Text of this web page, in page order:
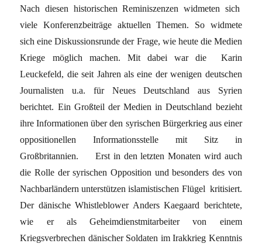
Nach diesen historischen Reminiszenzen widmeten sich
viele Konferenzbeiträge aktuellen Themen. So widmete
sich eine Diskussionsrunde der Frage, wie heute die Medien
Kriege möglich machen. Mit dabei war die Karin
Leuckefeld, die seit Jahren als eine der wenigen deutschen
Journalisten u.a. für Neues Deutschland aus Syrien
berichtet. Ein Großteil der Medien in Deutschland bezieht
ihre Informationen über den syrischen Bürgerkrieg aus einer
oppositionellen Informationsstelle mit Sitz in
Großbritannien. Erst in den letzten Monaten wird auch
die Rolle der syrischen Opposition und besonders des von
Nachbarländern unterstützen islamistischen Flügel kritisiert.
Der dänische Whistleblower Anders Kaegaard berichtete,
wie er als Geheimdienstmitarbeiter von einem
Kriegsverbrechen dänischer Soldaten im Irakkrieg Kenntnis